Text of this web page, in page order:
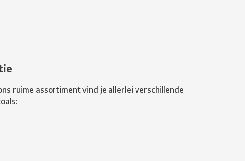
ruime assortiment vind je allerlei verschillende